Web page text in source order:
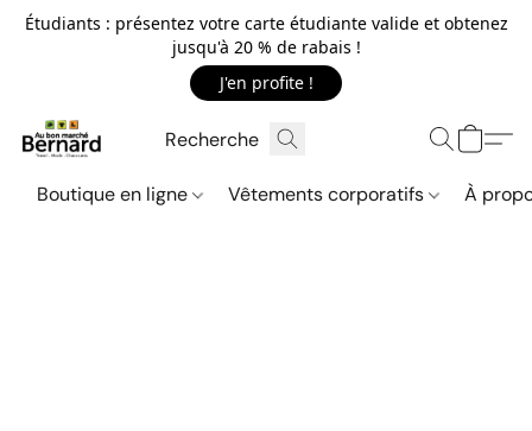
Étudiants : présentez votre carte étudiante valide et obtenez
jusqu'à 20 % de rabais !
J'en profite !
Boutique en ligne Vêtements corporatifs À